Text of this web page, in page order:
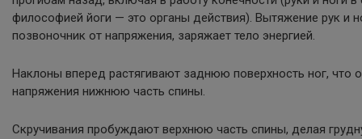
философией йоги — это органы действия). Вытяжение рук и
позвоночник от напряжения, заряжает тело энергией.
Наклоны вперед растягивают заднюю поверхность ног, что
напряжения нижнюю часть спины.
Скручивания пробуждают верхнюю часть спины, делая